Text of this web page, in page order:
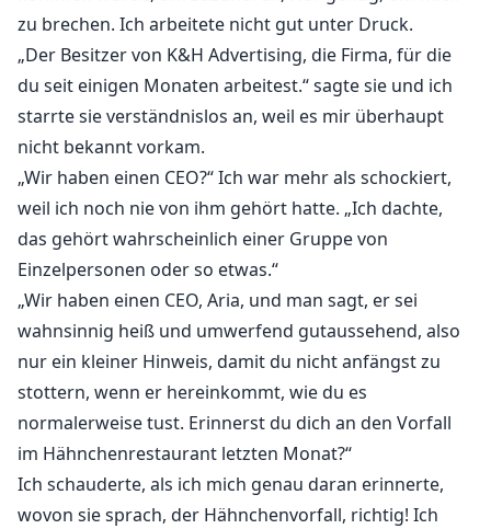
zu brechen. Ich arbeitete nicht gut unter Druck.
„Der Besitzer von K&H Advertising, die Firma, für die
du seit einigen Monaten arbeitest.“ sagte sie und ich
starrte sie verständnislos an, weil es mir überhaupt
nicht bekannt vorkam.
„Wir haben einen CEO?“ Ich war mehr als schockiert,
weil ich noch nie von ihm gehört hatte. „Ich dachte,
das gehört wahrscheinlich einer Gruppe von
Einzelpersonen oder so etwas.“
„Wir haben einen CEO, Aria, und man sagt, er sei
wahnsinnig heiß und umwerfend gutaussehend, also
nur ein kleiner Hinweis, damit du nicht anfängst zu
stottern, wenn er hereinkommt, wie du es
normalerweise tust. Erinnerst du dich an den Vorfall
im Hähnchenrestaurant letzten Monat?“
Ich schauderte, als ich mich genau daran erinnerte,
wovon sie sprach, der Hähnchenvorfall, richtig! Ich